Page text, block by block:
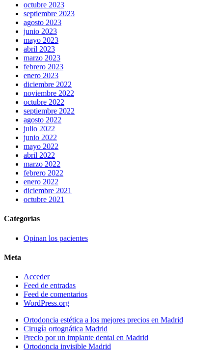
octubre 2023
septiembre 2023
agosto 2023
junio 2023
mayo 2023
abril 2023
marzo 2023
febrero 2023
enero 2023
diciembre 2022
noviembre 2022
octubre 2022
septiembre 2022
agosto 2022
julio 2022
junio 2022
mayo 2022
abril 2022
marzo 2022
febrero 2022
enero 2022
diciembre 2021
octubre 2021
Categorías
Opinan los pacientes
Meta
Acceder
Feed de entradas
Feed de comentarios
WordPress.org
Ortodoncia estética a los mejores precios en Madrid
Cirugía ortognática Madrid
Precio por un implante dental en Madrid
Ortodoncia invisible Madrid